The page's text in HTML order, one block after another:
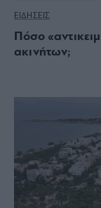
ΕΙΔΗΣΕΙΣ
Πόσο
ακινήτων;